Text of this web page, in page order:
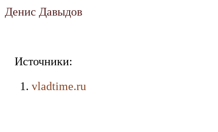
Денис Давыдов
Источники:
vladtime.ru